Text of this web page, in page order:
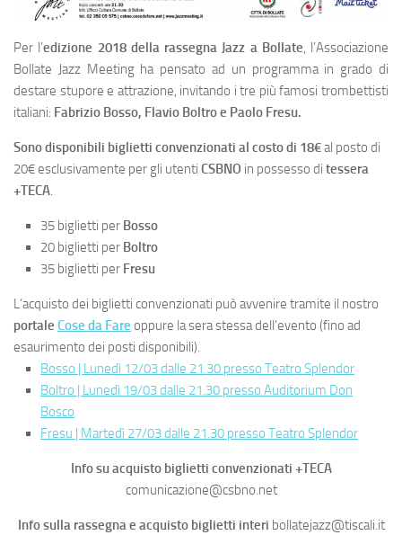
Per l’edizione 2018 della rassegna Jazz a Bollate, l’Associazione
Bollate Jazz Meeting ha pensato ad un programma in grado di
destare stupore e attrazione, invitando i tre più famosi trombettisti
italiani: Fabrizio Bosso, Flavio Boltro e Paolo Fresu.
Sono disponibili biglietti convenzionati al costo di 18€al posto di
20€ esclusivamente per gli utenti CSBNO in possesso di tessera
+TECA.
35 biglietti per Bosso
20 biglietti per Boltro
35 biglietti per Fresu
L’acquisto dei biglietti convenzionati può avvenire tramite il nostro
portale Cose da Fare oppure la sera stessa dell’evento (fino ad
esaurimento dei posti disponibili).
Bosso | Lunedì 12/03 dalle 21.30 presso Teatro Splendor
Boltro | Lunedì 19/03 dalle 21.30 presso Auditorium Don
Bosco
Fresu | Martedì 27/03 dalle 21.30 presso Teatro Splendor
Info su acquisto biglietti convenzionati +TECA
comunicazione@csbno.net
Info sulla rassegna e acquisto biglietti interi bollatejazz@tiscali.it